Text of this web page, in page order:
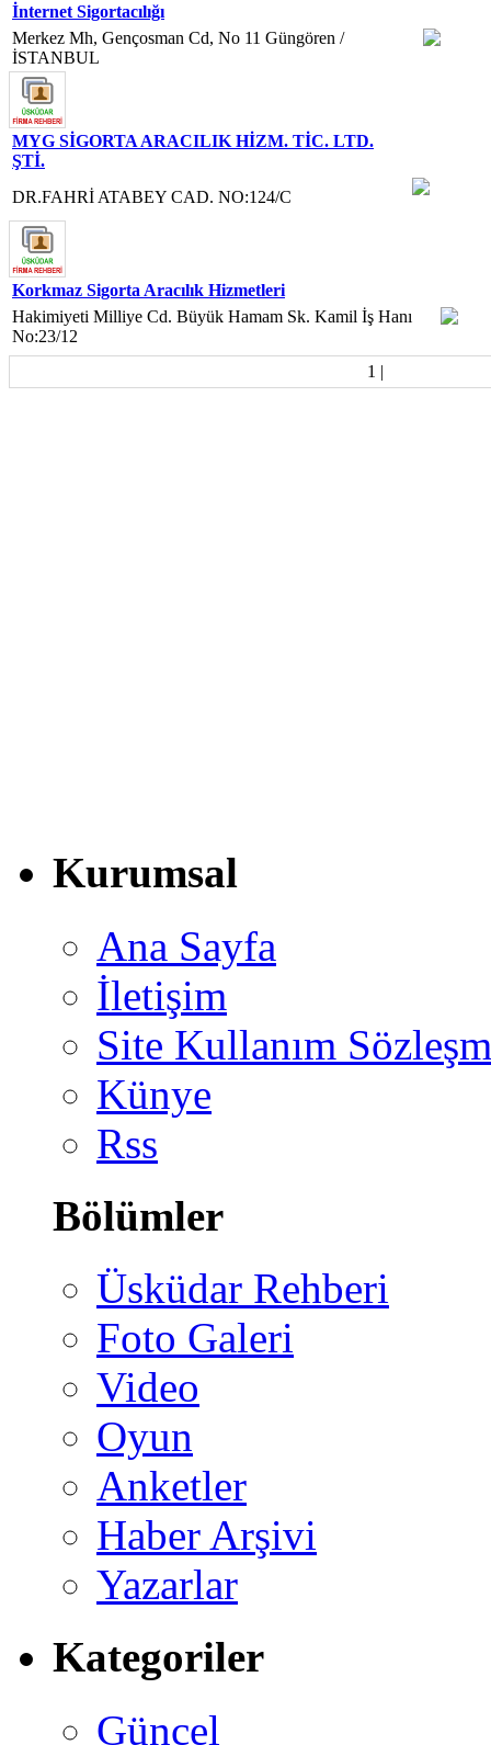
İnternet Sigortacılığı
Merkez Mh, Gençosman Cd, No 11 Güngören /
İSTANBUL
MYG SİGORTA ARACILIK HİZM. TİC. LTD.
ŞTİ.
DR.FAHRİ ATABEY CAD. NO:124/C
Korkmaz Sigorta Aracılık Hizmetleri
Hakimiyeti Milliye Cd. Büyük Hamam Sk. Kamil İş Hanı
No:23/12
1 |
Kurumsal
Ana Sayfa
İletişim
Site Kullanım
Künye
Rss
Bölümler
Üsküdar Rehberi
Foto Galeri
Video
Oyun
Anketler
Haber Arşivi
Yazarlar
Kategoriler
Güncel